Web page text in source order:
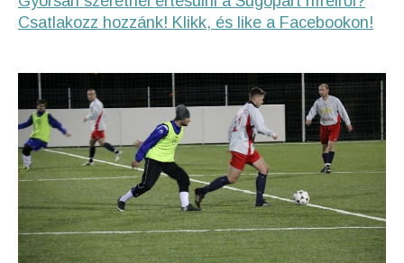
Csatlakozz hozzánk! Klikk, és like a Facebookon!